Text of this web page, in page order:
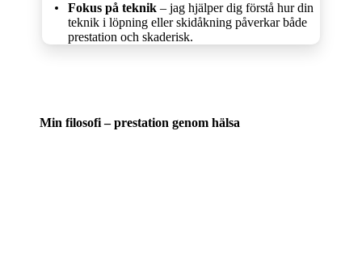
Fokus på teknik – jag hjälper dig förstå hur din
teknik i löpning eller skidåkning påverkar både
prestation och skaderisk.
Min filosofi – prestation genom hälsa